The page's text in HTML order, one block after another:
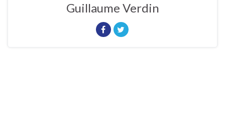
Guillaume Verdin